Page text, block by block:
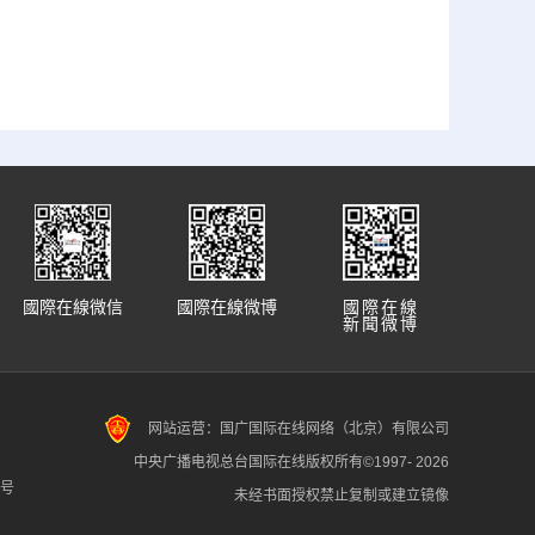
國際在線
新聞微博
國際在線微博
國際在線微信
网站运营：国广国际在线网络（北京）有限公司
中央广播电视总台国际在线版权所有©1997- 2026
未经书面授权禁止复制或建立镜像